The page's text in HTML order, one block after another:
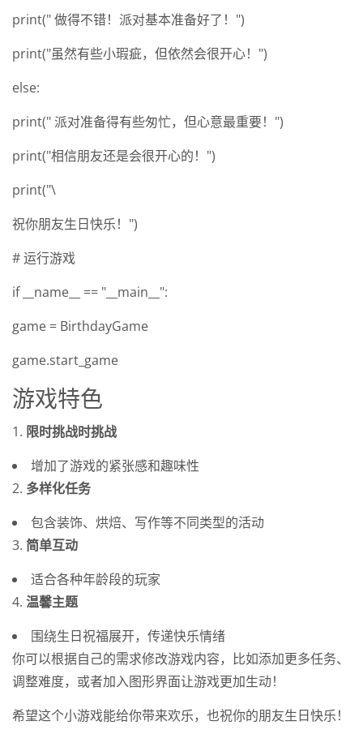
print(" 做得不错！派对基本准备好了！")
print("虽然有些小瑕疵，但依然会很开心！")
else:
print(" 派对准备得有些匆忙，但心意最重要！")
print("相信朋友还是会很开心的！")
print("\
祝你朋友生日快乐！")
# 运行游戏
if __name__ == "__main__":
game = BirthdayGame
game.start_game
游戏特色
1. 限时挑战时挑战
增加了游戏的紧张感和趣味性
2. 多样化任务
包含装饰、烘焙、写作等不同类型的活动
3. 简单互动
适合各种年龄段的玩家
4. 温馨主题
围绕生日祝福展开，传递快乐情绪
你可以根据自己的需求修改游戏内容，比如添加更多任务、
调整难度，或者加入图形界面让游戏更加生动！
希望这个小游戏能给你带来欢乐，也祝你的朋友生日快乐！